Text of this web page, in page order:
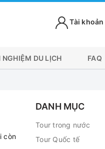
Tài khoản
NGHIỆM DU LỊCH FAQ
còn
DANH MỤC
Tour trong nước
Tour Quốc tế